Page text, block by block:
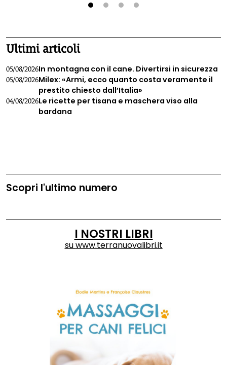
Ultimi articoli
05/08/2026In montagna con il cane. Divertirsi in sicurezza
05/08/2026Milex: «Armi, ecco quanto costa veramente il
prestito chiesto dall’Italia»
04/08/2026Le ricette per tisana e maschera viso alla
bardana
Scopri l'ultimo numero
I NOSTRI LIBRI
suwww.terranuovalibri.it